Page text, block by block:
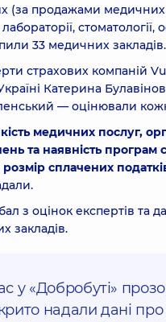
(за продажами медичних
лабораторії,
33 медичних закладів.
страхових компаній
Катерина
— оцінювали
медичних послуг,
та наявність програм
розмір сплачених
з оцінок експертів та
закладів.
у «Добробуті»
надали дані